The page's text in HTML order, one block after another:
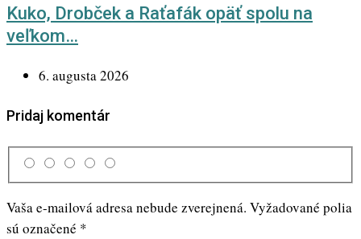
Kuko, Drobček a Raťafák opäť spolu na
veľkom…
6. augusta 2026
Pridaj komentár
Vaša e-mailová adresa nebude zverejnená. Vyžadované polia
sú označené *